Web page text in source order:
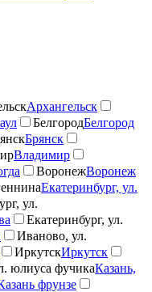
Архангельск
БелгородБелгород
Брянск
Владимир
ВоронежВоронеж
Екатеринбург, ул.
ул.
Екатеринбург, ул.
Иваново, ул.
ИркутскИркутск
юлиуса фучикаКазань,
фрунзе